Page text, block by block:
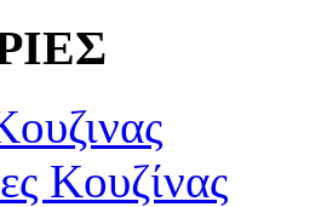
Κουζίνας